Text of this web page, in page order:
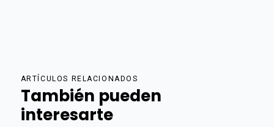
ARTÍCULOS RELACIONADOS
También pueden
interesarte